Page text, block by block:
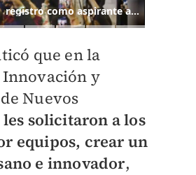
que en la
y
Nuevos
les solicitaron a los
equipos, crear un
e innovador,